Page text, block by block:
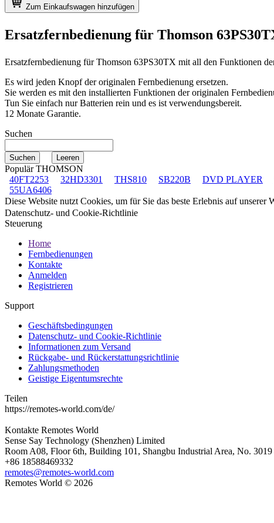
Zum Einkaufswagen hinzufügen
Ersatzfernbedienung für Thomson
Ersatzfernbedienung fürThomson 63PS30TX mit all den Funktionen
Es wird jeden Knopf der originalen Fernbedienung ersetzen.
Sie werden es mit den installierten Funktionen der originalen
Tun Sie einfach nur Batterien rein und es ist verwendungsbereit.
12 Monate Garantie.
Suchen
Populär THOMSON
40FT2253
32HD3301 THS810 SB220B DVD PLAYER
55UA6406
Diese Website nutzt Cookies, um für Sie das beste Erlebnis auf unserer
Datenschutz- und Cookie-Richtlinie
Steuerung
Home
Fernbedienungen
Kontakte
Anmelden
Registrieren
Support
Geschäftsbedingungen
Datenschutz- und Cookie-Richtlinie
Informationen zum Versand
Rückgabe- und Rückerstattungsrichtlinie
Zahlungsmethoden
Geistige Eigentumsrechte
Teilen
https://remotes-world.com/de/
Kontakte Remotes World
Sense Say Technology (Shenzhen) Limited
Room A08, Floor 6th, Building 101, Shangbu Industrial Area, No.
+86 18588469332
remotes@remotes-world.com
Remotes World © 2026